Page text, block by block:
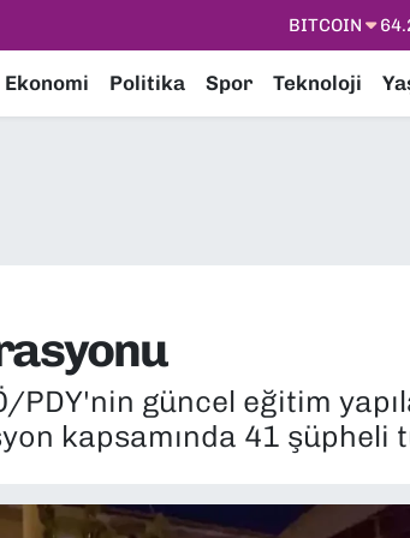
DOLAR
STERLİN
Ekonomi Politika Spor Teknoloji
PDY'nin güncel eğitim
kapsamında 41 şüpheli